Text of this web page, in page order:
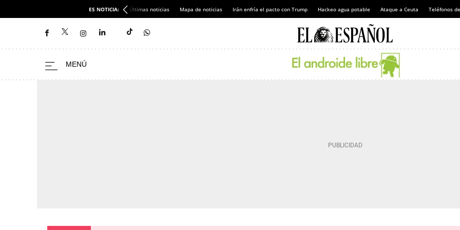
ES NOTICIA: Últimas noticias Mapa de noticias Irán enfría el pacto con Trump Hackeo agua potable Ataque a Ceuta Teléfonos